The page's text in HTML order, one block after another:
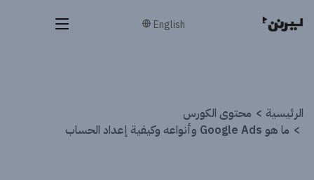
English
الرئيسية
محتوى الكورس
ما هو Google Ads وأنواعه وكيفية إعداد الحساب